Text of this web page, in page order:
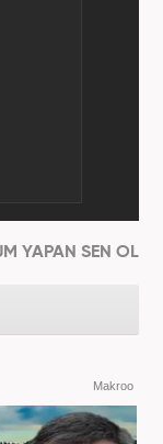
YAPAN SEN OL
Makroo